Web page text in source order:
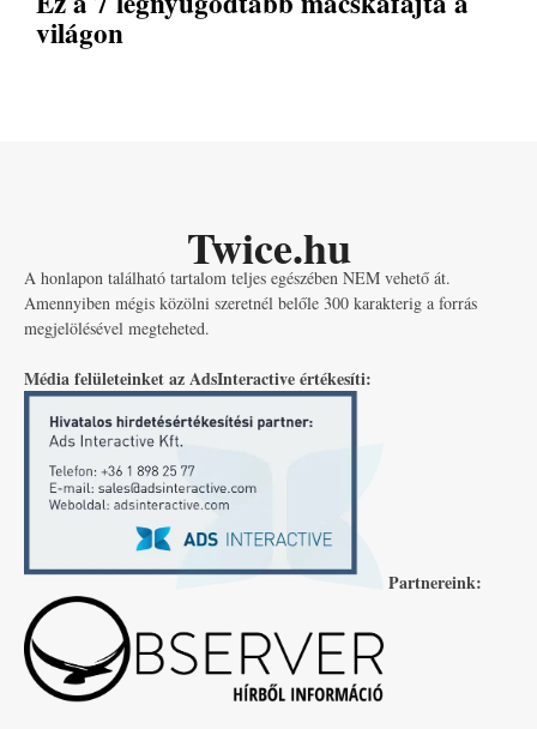
világon
Twice.hu
A honlapon található tartalom teljes egészében NEM vehető át.
Amennyiben mégis közölni szeretnél belőle 300 karakterig a forrás
megjelölésével megteheted.
Média felületeinket az AdsInteractive értékesíti:
Partnereink: